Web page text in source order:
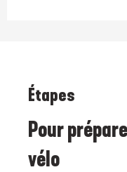
Étapes
Pour
vélo